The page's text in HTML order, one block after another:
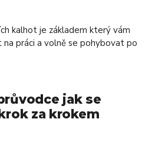
kalhot je základem který vám
práci a volně se pohybovat po
jak se
za krokem